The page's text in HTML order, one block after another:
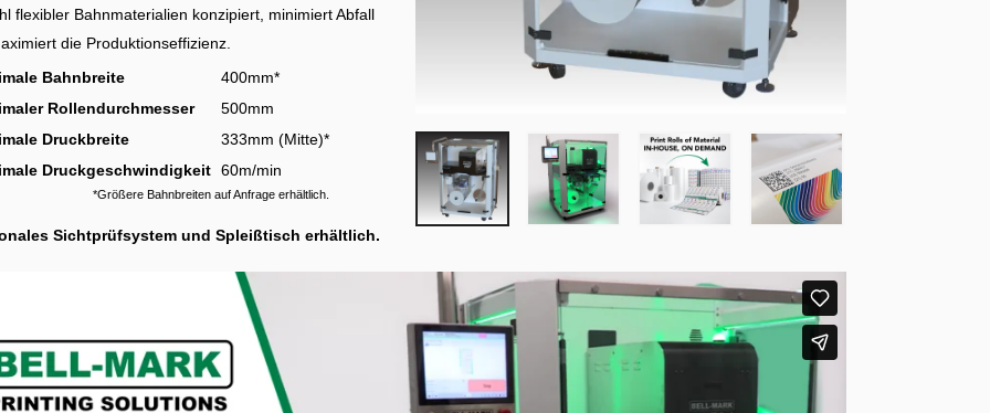
flexibler Bahnmaterialien konzipiert, minimiert Abfall
die Produktionseffizienz.
Bahnbreite
400mm*
Rollendurchmesser
500mm
Druckbreite
333mm (Mitte)*
Druckgeschwindigkeit 60m/min
*Größere Bahnbreiten auf Anfrage erhältlich.
Sichtprüfsystem und Spleißtisch erhältlich.